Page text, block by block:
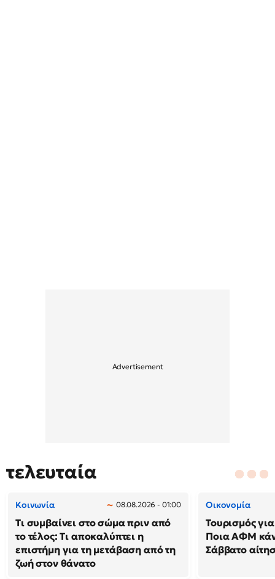
τελευταία
Κοινωνία 08.08.2026 - 01:00
Τι συμβαίνει στο σώμα πριν από
το τέλος: Τι αποκαλύπτει η
επιστήμη για τη μετάβαση από τη
ζωή στον θάνατο
Οικονομία
Τουρισμός
Ποια ΑΦΜ
Σάββατο